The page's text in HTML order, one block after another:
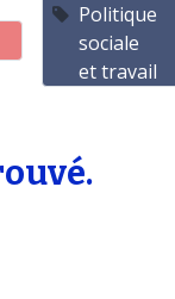
Politique
sociale
et travail